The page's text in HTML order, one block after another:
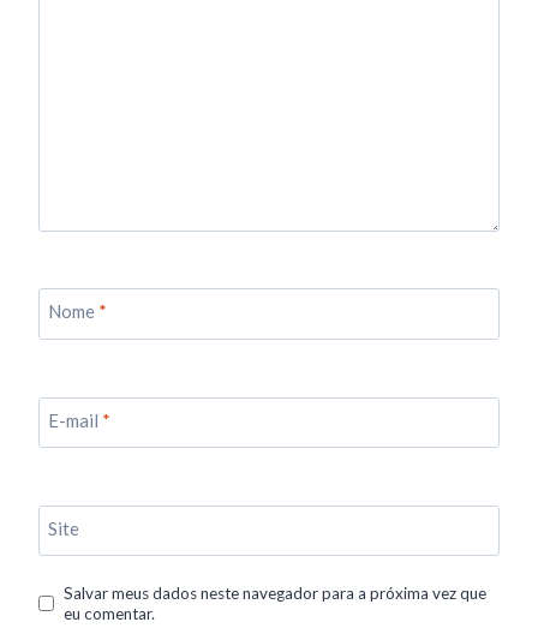
Nome *
E-mail *
Site
Salvar meus dados neste navegador para a próxima vez que
eu comentar.